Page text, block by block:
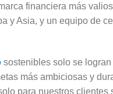
financiera más
y Asia, y un equipo de
sostenibles solo se
más ambiciosas y
para nuestros clientes